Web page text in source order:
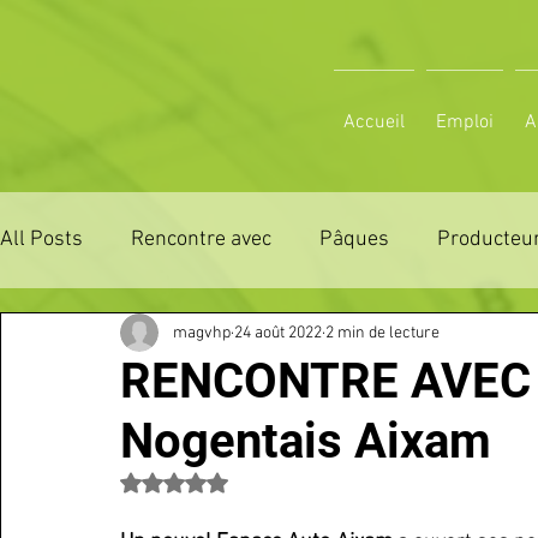
Accueil Emploi
All Posts Rencontre avec Pâques
ZONE DE DISTRIBUTION 28 ZONE DE
3 JOURS LA FERTE COMICE AGRICOLE POLE
VOS SORTIES Maison Sport
RENCONTRE
Nogentais Aixam
magvhp 24 août 2022 2 min de lecture
Noté NaN étoiles sur 5.